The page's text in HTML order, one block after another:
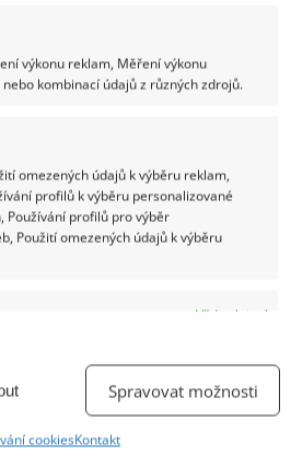
výkonu reklam, Měření výkonu
kombinací údajů z různých zdrojů.
omezených údajů k výběru reklam,
profilů k výběru personalizované
Používání profilů pro výběr
Použití omezených údajů k výběru
Vždy aktivní
informací.
Spravovat možnosti
cookiesKontakt
pokusů,
jak si